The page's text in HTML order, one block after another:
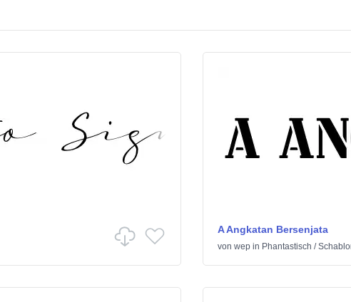
A Angkatan Bersenjata
von wepin Phantastisch /